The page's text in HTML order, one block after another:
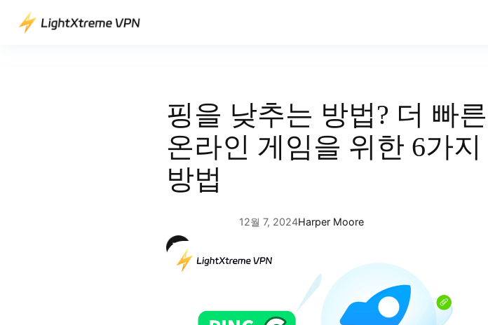
핑을 낮추는 방법? 더 빠른
온라인 게임을 위한 6가지
방법
12월 7, 2024Harper Moore